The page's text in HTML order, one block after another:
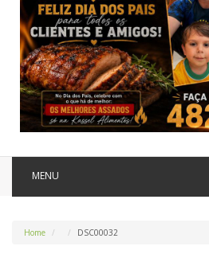
MENU
Home DSC00032